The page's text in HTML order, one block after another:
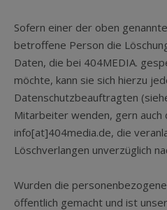
Sofern einer der oben
betroffene Person die
Daten, die bei 404MEDIA.
möchte, kann sie sich hierzu
Datenschutzbeauftragten
Mitarbeiter wenden, gern auch
info[at]404media.de, die
Löschverlangen unverzüglich
Wurden die
öffentlich gemacht und ist